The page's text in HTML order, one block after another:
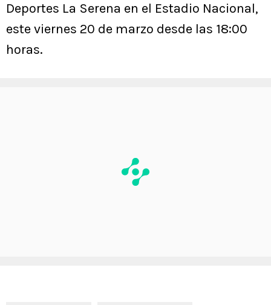
Deportes La Serena en el Estadio Nacional,
este viernes 20 de marzo desde las 18:00
horas.